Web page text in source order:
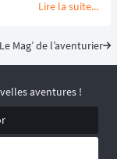
afin de
Lire la suite...
Le Mag’ de l’aventurier
aventures !